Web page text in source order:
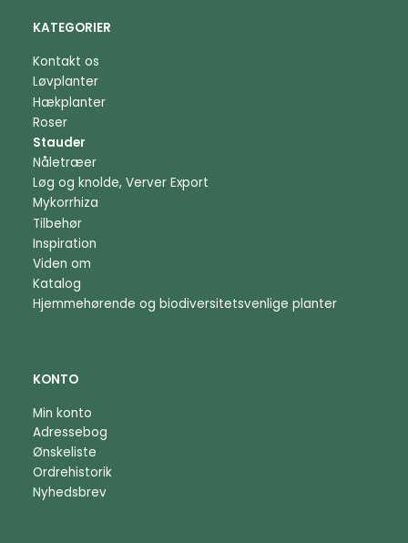
KATEGORIER
Kontakt os
Løvplanter
Hækplanter
Roser
Stauder
Nåletræer
Løg og knolde, Verver Export
Mykorrhiza
Tilbehør
Inspiration
Viden om
Katalog
Hjemmehørende og biodiversitetsvenlige planter
KONTO
Min konto
Adressebog
Ønskeliste
Ordrehistorik
Nyhedsbrev